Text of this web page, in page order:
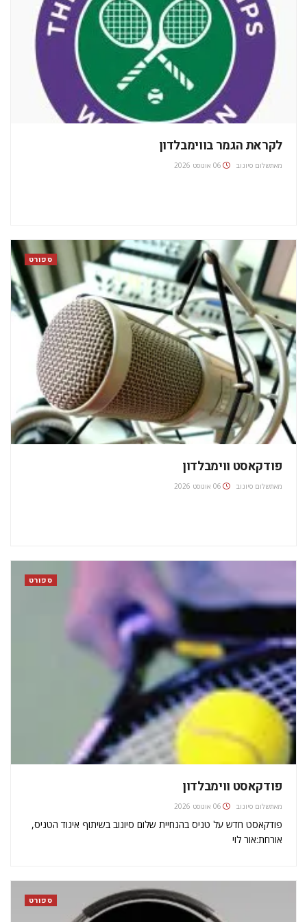
לקראת הגמר בווימבלדון
מאתשלום סיונוב 06 אוגוסט 2026
ספורט
פודקאסט ווימבלדון
מאתשלום סיונוב 06 אוגוסט 2026
ספורט
פודקאסט ווימבלדון
מאתשלום סיונוב 06 אוגוסט 2026
פודקאסט חדש על טניס בהנחיית שלום סיונוב בשיתוף איגוד הטניס,
אורחת:אור לוי
ספורט